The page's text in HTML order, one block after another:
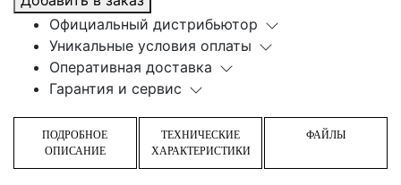
Официальный дистрибьютор
Уникальные условия оплаты
Оперативная доставка
Гарантия и сервис
ПОДРОБНОЕ
ОПИСАНИЕ
ТЕХНИЧЕСКИЕ
ХАРАКТЕРИСТИКИ
ФАЙЛЫ